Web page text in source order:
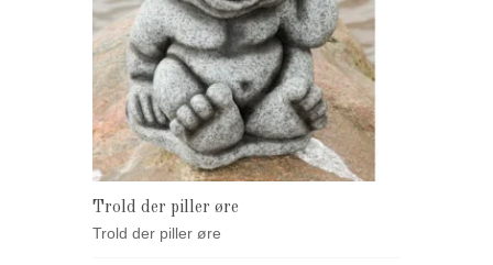
Trold der piller øre
Trold der piller øre